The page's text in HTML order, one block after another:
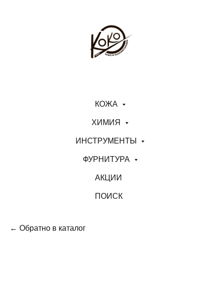
КОЖА
ХИМИЯ
ИНСТРУМЕНТЫ
ФУРНИТУРА
АКЦИИ
ПОИСК
← Обратно в каталог